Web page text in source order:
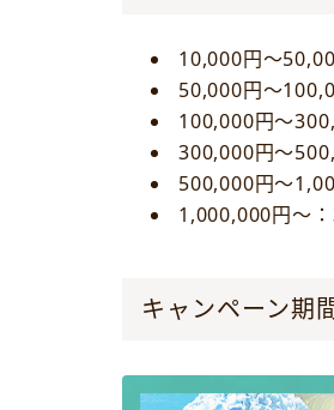
10,000円～
50,000円～
100,000円～
300,000円～
500,000円～
1,000,000円～
キャンペーン期